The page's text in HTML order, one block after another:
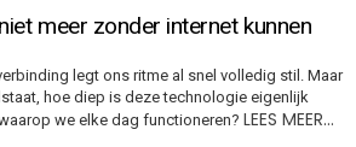
meer zonder internet kunnen
legt ons ritme al snel volledig stil. Maar
hoe diep is deze technologie eigenlijk
we elke dag functioneren? LEES MEER…